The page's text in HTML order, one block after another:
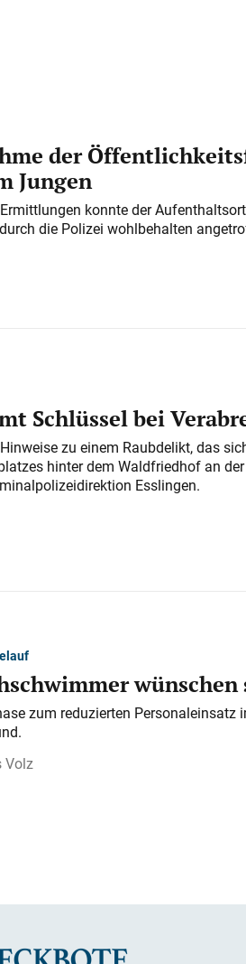
der
Jungen
konnte der
die Polizei wohlbehalten
Schlüssel bei
zu einem Raubdelikt, das
hinter dem Waldfriedhof an
Esslingen.
wünschen
zum reduzierten
Volz